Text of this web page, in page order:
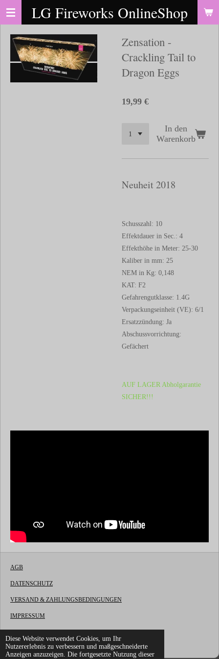
Diese Website verwendet Cookies, um Ihr
Nutzererlebnis zu verbessern und maßgeschneiderte
Anzeigen anzuzeigen. Die fortgesetzte Nutzung dieser
Zum
springen
LG Fireworks OnlineShop
Zensation -
Crackling Tail to
Dragon Eggs
19,99 €
In den
Warenkorb
Neuheit 2018
Schusszahl: 10
Effektdauer in Sec.: 4
Effekthöhe in Meter: 25-30
Kaliber in mm: 25
NEM in Kg: 0,148
KAT: F2
Gefahrengutklasse: 1.4G
Verpackungseinheit (VE): 6/1
Ersatzzündung: Ja
Abschussvorrichtung:
Gefächert
AUF LAGER Abholgarantie
SICHER!!!
AGB
DATENSCHUTZ
VERSAND & ZAHLUNGSBEDINGUNGEN
IMPRESSUM
WIDERRUFSBELEHRUNG
© 2022 - 2026 LG Fireworks OnlineShop